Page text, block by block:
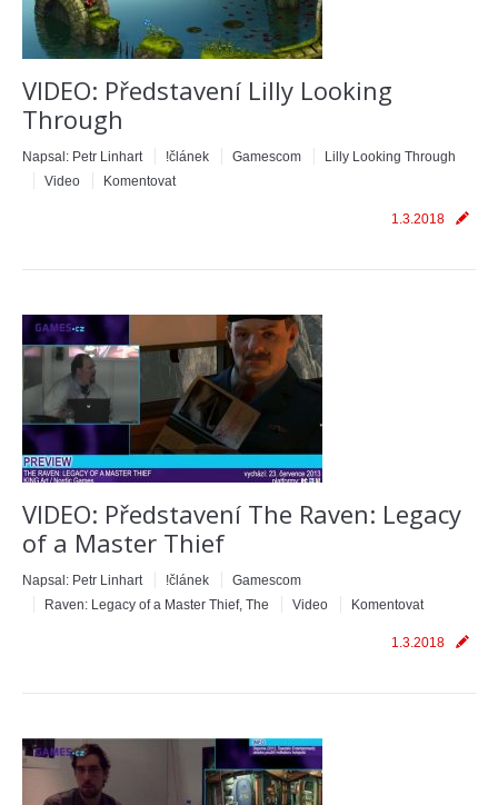
VIDEO: Představení Lilly Looking
Through
Napsal: Petr Linhart !článek Gamescom
Lilly Looking Through
Video
Komentovat
1.3.2018
VIDEO: Představení The Raven: Legacy
of a Master Thief
Napsal: Petr Linhart !článek
Gamescom
Raven: Legacy of a Master Thief, The
Video Komentovat
1.3.2018